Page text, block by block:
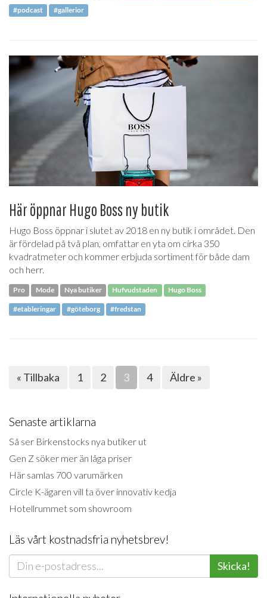
#podcast #gallerior
Här öppnar Hugo Boss ny butik
Hugo Boss öppnar i slutet av 2018 en ny butik i området. Den
är fördelad på två plan, omfattar en yta om cirka 350
kvadratmeter och kommer erbjuda sortiment för både dam
och herr.
Pro Mode Nya butiker Hufvudstaden Hugo Boss
#etableringar #göteborg #fredstan
« Tillbaka 1 2 3 4 Äldre »
Senaste artiklarna
Så ser Birkenstocks nya butiker ut
Gen Z söker mer än låga priser
Här samlas 700 varumärken
Circle K-ägaren vill ta över innovativ kedja
Hotellrummet som showroom
Läs vårt kostnadsfria nyhetsbrev!
Skicka!